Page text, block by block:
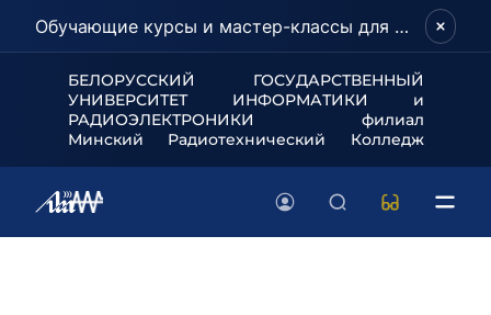
Обучающие курсы и мастер-классы для школьников и абитуриентов!
БЕЛОРУССКИЙ ГОСУДАРСТВЕННЫЙ
УНИВЕРСИТЕТ ИНФОРМАТИКИ и
РАДИОЭЛЕКТРОНИКИ филиал
Минский Радиотехнический Колледж